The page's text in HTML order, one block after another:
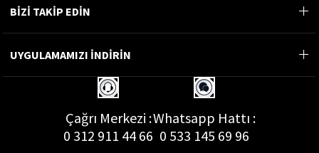
BİZİ TAKİP EDİN
UYGULAMAMIZI İNDİRİN
Çağrı Merkezi :
0 312 911 44 66
Whatsapp Hattı :
0 533 145 69 96